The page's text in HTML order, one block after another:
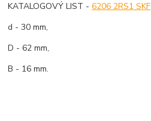
KATALOGOVÝ LIST -6206 2RS1 SKF
d - 30 mm,
D - 62 mm,
B - 16 mm.